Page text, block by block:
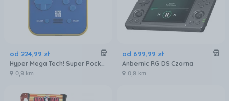
od 224,99 zł
Hyper Mega Tech! Super Pocket Capcom
0,9 km
od 699,99 zł
Anbernic RG DS Czarna
0,9 km